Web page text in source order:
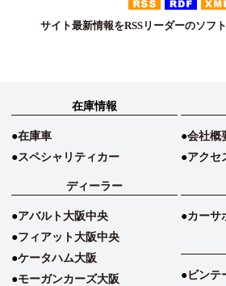
サイト最新情報をRSSリーダーのソフ
在庫情報
在庫車
スペシャリティカー
会社概
アクセ
ディーラー
アバルト大阪中央
フィアット大阪中央
ケータハム大阪
モーガンカーズ大阪
カーサ
ビンテ